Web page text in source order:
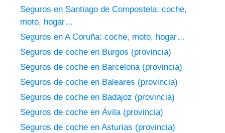
Seguros en Santiago de Compostela: coche,
moto, hogar…
Seguros en A Coruña: coche, moto, hogar…
Seguros de coche en Burgos (provincia)
Seguros de coche en Barcelona (provincia)
Seguros de coche en Baleares (provincia)
Seguros de coche en Badajoz (provincia)
Seguros de coche en Ávila (provincia)
Seguros de coche en Asturias (provincia)